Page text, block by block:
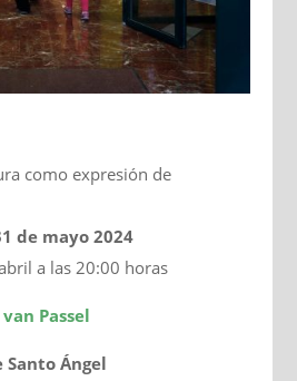
como expresión de
de mayo 2024
a las 20:00 horas
Passel
Ángel